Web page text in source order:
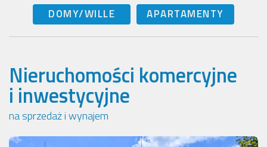
DOMY/WILLE
APARTAMENTY
Nieruchomości komercyjne
i inwestycyjne
na sprzedaż i wynajem